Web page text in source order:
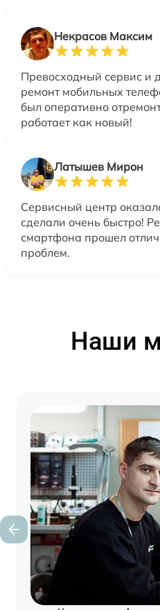
Некрасов Максим
Превосходный сервис и
ремонт мобильных
был оперативно
работает как новый!
Латышев Мирон
Сервисный центр
сделали очень быстро!
смартфона прошел
проблем.
Наши